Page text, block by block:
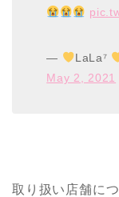
— LaLa⁷
May 2, 2021
取り扱い店舗に